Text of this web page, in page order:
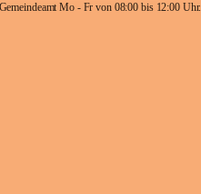
Mo - Fr von 08:00 bis 12:00 Uhr.